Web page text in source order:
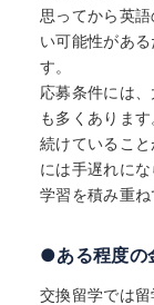
思ってから英
い可能性があ
す。
応募条件には
も多くありま
続けているこ
には手遅れに
学習を積み重ね
●ある程度の
交換留学では